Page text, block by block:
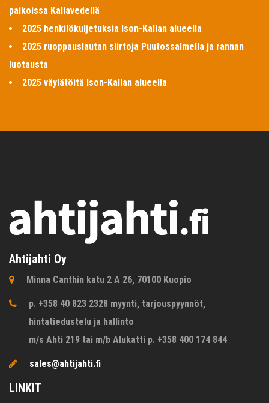
paikoissa Kallavedellä
2025 henkilökuljetuksia Ison-Kallan alueella
2025 ruoppauslautan siirtoja Puutossalmella ja rannan
luotausta
2025 väylätöitä Ison-Kallan alueella
Ahtijahti Oy
Minna Canthin katu 2 A 26, 70100 Kuopio
p. +358 40 823 2328 myynti, tarjouspyynnöt,
hintatiedustelu ja hallinto
m/s Ahti 219 tai m/b Alukatti p. +358 400 174 844
sales@ahtijahti.fi
LINKIT